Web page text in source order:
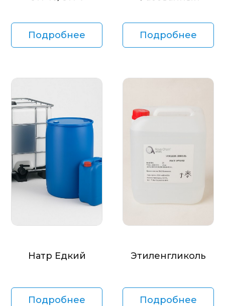
Подробнее Подробнее
Натр Едкий
Подробнее
Этиленгликоль
Подробнее